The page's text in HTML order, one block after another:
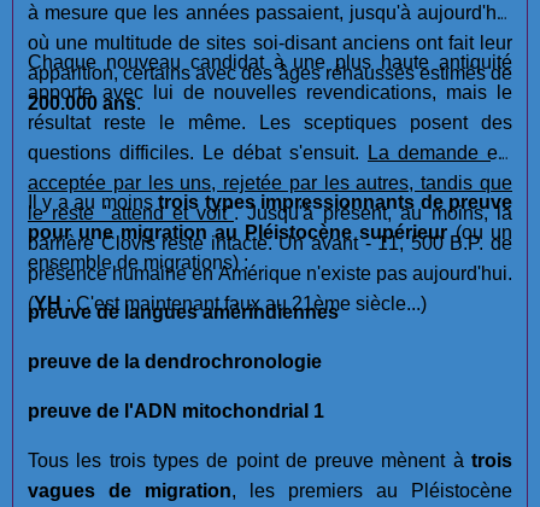
à mesure que les années passaient, jusqu'à aujourd'hui
où une multitude de sites soi-disant anciens ont fait leur
apparition, certains avec des âges réhaussés estimés de
200.000 ans.
Chaque nouveau candidat à une plus haute antiquité
apporte avec lui de nouvelles revendications, mais le
résultat reste le même. Les sceptiques posent des
questions difficiles. Le débat s'ensuit.
La demande est
acceptée par les uns, rejetée par les autres, tandis que
le reste "attend et voit". Jusqu'à présent, au moins, la
barrière Clovis reste intacte. Un avant - 11, 500 B.P. de
présence humaine en Amérique n'existe pas aujourd'hui.
(YH: C'est maintenant faux au 21ème siècle...)
Il y a au moins trois types impressionnants de preuve
pour une migration au Pléistocène supérieur(ou un
ensemble de migrations) :
preuve de langues amérindiennes
preuve de la dendrochronologie
preuve de l'ADN mitochondrial 1
Tous les trois types de point de preuve mènent à trois
vagues de migration, les premiers au Pléistocène